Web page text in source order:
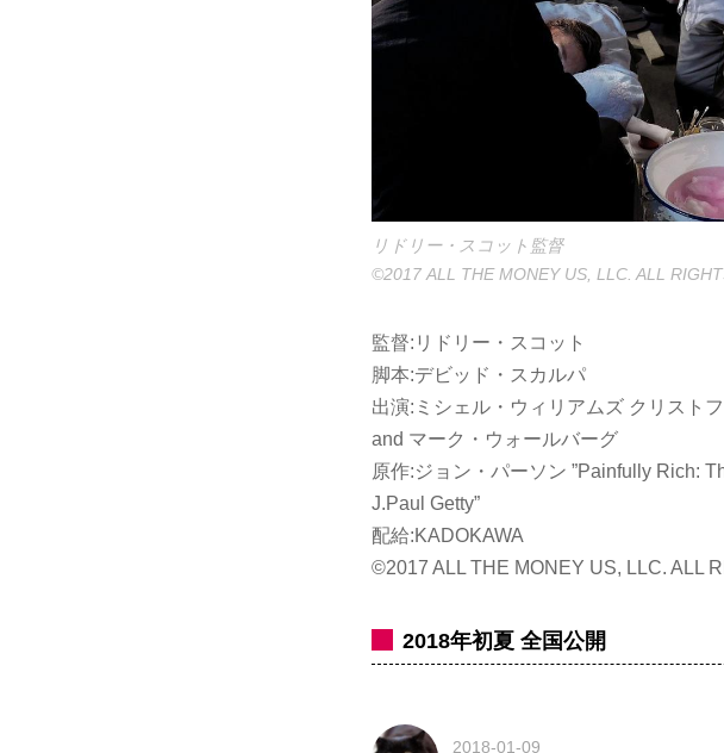
リドリー・スコット監督
©2017 ALL THE MONEY US, LLC. ALL
監督:リドリー・スコット
脚本:デビッド・スカルパ
出演:ミシェル・ウィリアムズ クリスト
and マーク・ウォールバーグ
原作:ジョン・パーソン ”Painfully Rich:
J.Paul Getty”
配給:KADOKAWA
©2017 ALL THE MONEY US, LLC. ALL
2018年初夏 全国公開
2018-01-09